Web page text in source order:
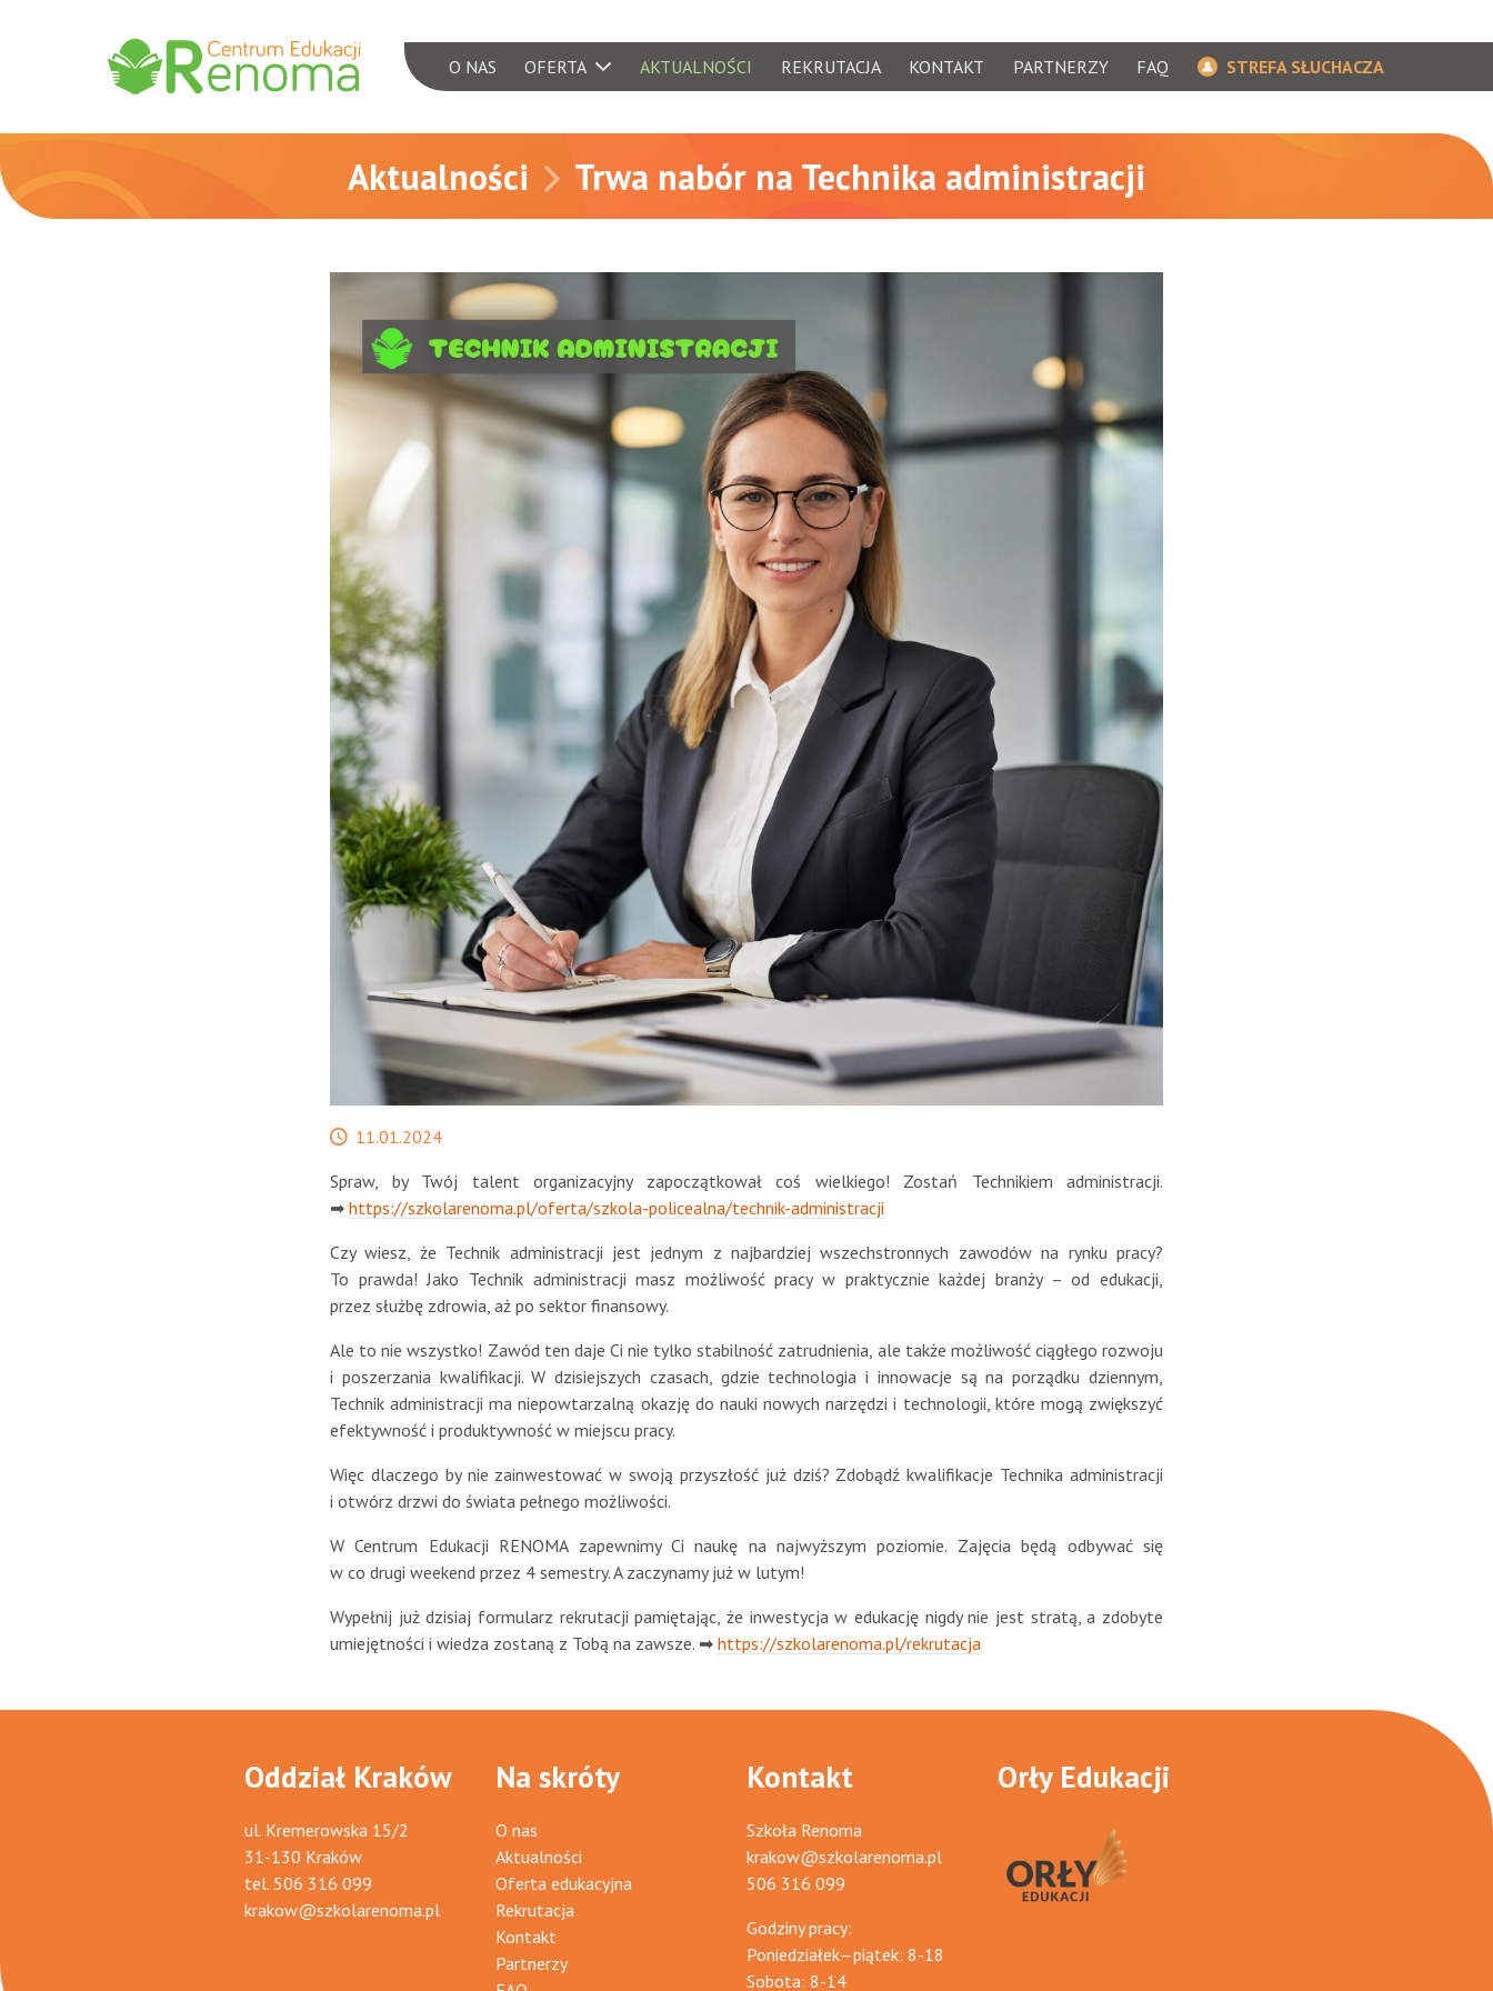
MenuO NAS OFERTA AKTUALNOŚCI REKRUTACJA KONTAKT PARTNERZY FAQ STREFA SŁUCHACZA
Aktualności Trwa nabór na Technika administracji
Data
11.01.2024
Spraw, by Twój talent organizacyjny zapoczątkował coś wielkiego! Zostań Technikiem administracji.
➡ https://szkolarenoma.pl/oferta/szkola-policealna/technik-administracji
Czy wiesz, że Technik administracji jest jednym z najbardziej wszechstronnych zawodów na rynku pracy?
To prawda! Jako Technik administracji masz możliwość pracy w praktycznie każdej branży – od edukacji,
przez służbę zdrowia, aż po sektor finansowy.
Ale to nie wszystko! Zawód ten daje Ci nie tylko stabilność zatrudnienia, ale także możliwość ciągłego rozwoju
i poszerzania kwalifikacji. W dzisiejszych czasach, gdzie technologia i innowacje są na porządku dziennym,
Technik administracji ma niepowtarzalną okazję do nauki nowych narzędzi i technologii, które mogą zwiększyć
efektywność i produktywność w miejscu pracy.
Więc dlaczego by nie zainwestować w swoją przyszłość już dziś? Zdobądź kwalifikacje Technika administracji
i otwórz drzwi do świata pełnego możliwości.
W Centrum Edukacji RENOMA zapewnimy Ci naukę na najwyższym poziomie. Zajęcia będą odbywać się
w co drugi weekend przez 4 semestry. A zaczynamy już w lutym!
Wypełnij już dzisiaj formularz rekrutacji pamiętając, że inwestycja w edukację nigdy nie jest stratą, a zdobyte
umiejętności i wiedza zostaną z Tobą na zawsze. ➡ https://szkolarenoma.pl/rekrutacja
Oddział Kraków
ul. Kremerowska 15/2
31-130 Kraków
tel. 506 316 099
krakow@szkolarenoma.pl
Na skróty
O nas
Aktualności
Oferta edukacyjna
Rekrutacja
Kontakt
Partnerzy
Kontakt
Szkoła Renoma
krakow@szkolarenoma.pl
506 316 099
Godziny pracy:
Poniedziałek—piątek: 8-18
Sobota: 8-14
Orły Edukacji